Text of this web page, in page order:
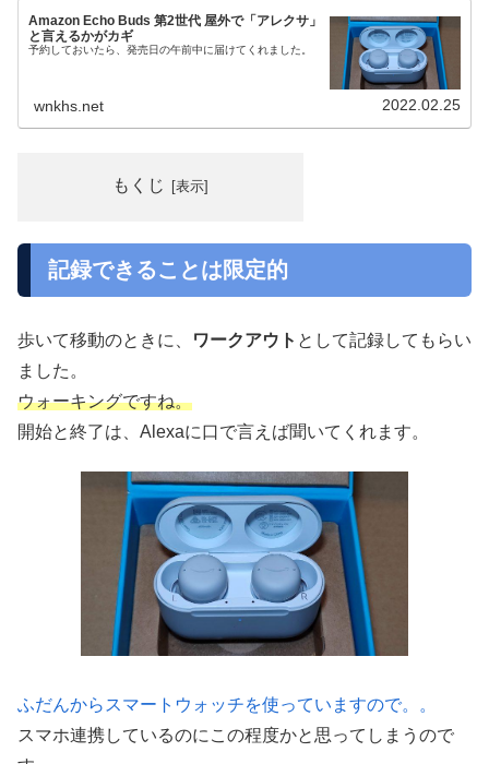
Amazon Echo Buds 第2世代 屋外で「アレクサ」
と言えるかがカギ
予約しておいたら、発売日の午前中に届けてくれました。
wnkhs.net 2022.02.25
もくじ
記録できることは限定的
歩いて移動のときに、 ワークアウト として記録してもらい
ました。
ウォーキングですね。
開始と終了は、Alexaに口で言えば聞いてくれます。
ふだんからスマートウォッチを使っていますので。。
スマホ連携しているのにこの程度かと思ってしまうので